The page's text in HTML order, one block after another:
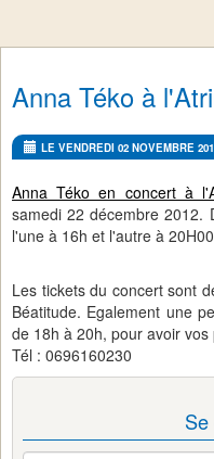
Anna Téko à
LE VENDREDI 02 NOVEMBRE
Anna Téko en concert à
samedi 22 décembre 2012.
l'une à 16h et l'autre à
Les tickets du concert sont
Béatitude. Egalement une
de 18h à 20h, pour avoir vos
Tél : 0696160230